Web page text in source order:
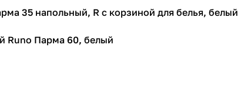
35 напольный, R с корзиной для белья, белый
Runo Парма 60, белый